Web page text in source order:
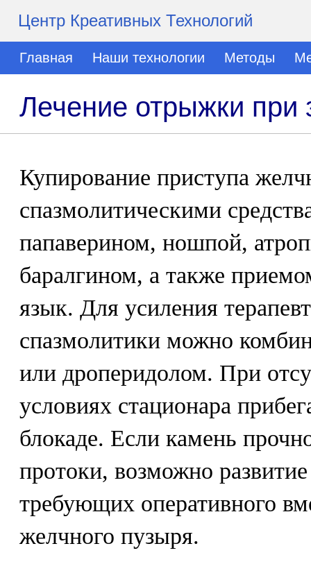
Центр Креативных Технологий
Главная Наши технологии Методы
Лечение отрыжки при
Купирование приступа
спазмолитическими
папаверином, ношпой,
баралгином, а также
язык. Для усиления
спазмолитики можно
или дроперидолом. При
условиях стационара
блокаде. Если камень
протоки, возможно
требующих оперативного
желчного пузыря.